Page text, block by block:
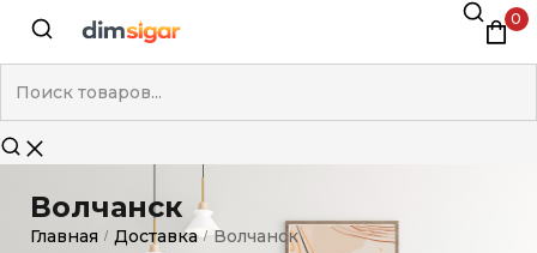
0
Волчанск
Главная / Доставка / Волчанск